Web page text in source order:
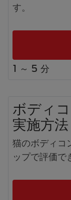
す。
1 ～ 5 分
ボディ
実施方
猫のボディコ
ップで評価で